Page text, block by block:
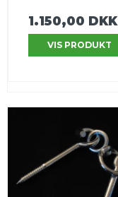
1.150,00 DKK
VIS PRODUKT